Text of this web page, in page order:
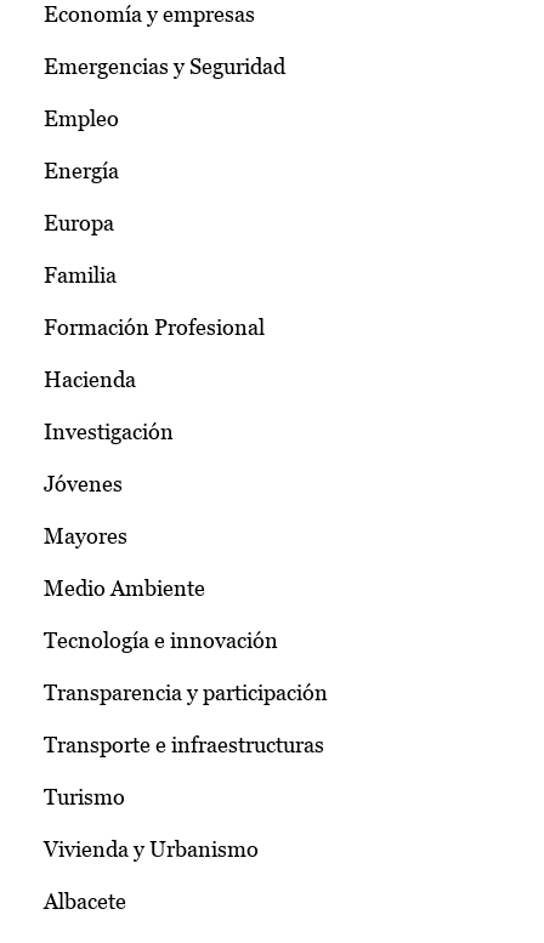
Economía y empresas
Emergencias y Seguridad
Empleo
Energía
Europa
Familia
Formación Profesional
Hacienda
Investigación
Jóvenes
Mayores
Medio Ambiente
Tecnología e innovación
Transparencia y participación
Transporte e infraestructuras
Turismo
Vivienda y Urbanismo
Albacete